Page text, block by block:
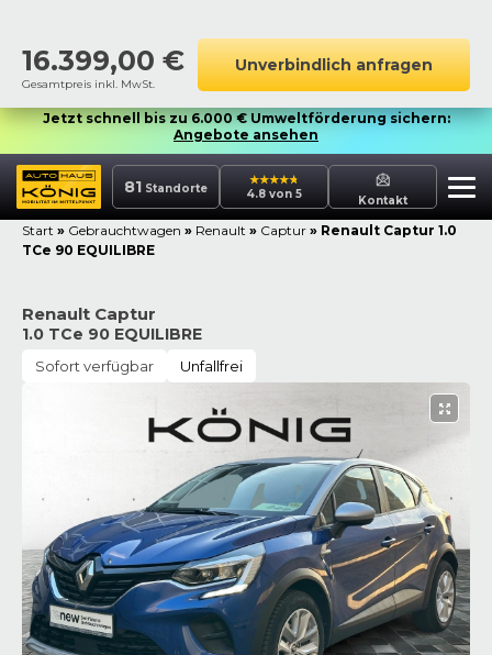
16.399,00 €
Gesamtpreis inkl. MwSt.
Unverbindlich anfragen
Jetzt schnell bis zu 6.000 € Umweltförderung sichern:
Angebote ansehen
81 Standorte 4.8 von 5 Kontakt
Start » Gebrauchtwagen » Renault » Captur » Renault Captur 1.0
TCe 90 EQUILIBRE
Renault Captur
1.0 TCe 90 EQUILIBRE
Sofort verfügbar Unfallfrei